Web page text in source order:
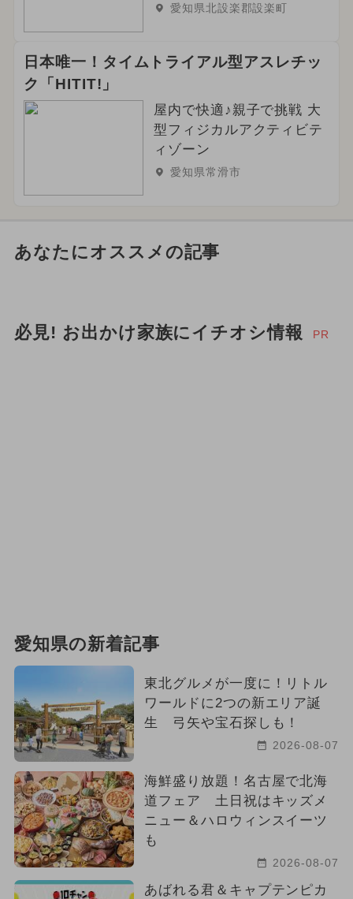
愛知県北設楽郡設楽町
日本唯一！タイムトライアル型アスレチッ
ク「HITIT!」
屋内で快適♪親子で挑戦 大
型フィジカルアクティビテ
ィゾーン
愛知県常滑市
あなたにオススメの記事
必見! お出かけ家族にイチオシ情報 PR
愛知県の新着記事
東北グルメが一度に！リトル
ワールドに2つの新エリア誕
生 弓矢や宝石探しも！
2026-08-07
海鮮盛り放題！名古屋で北海
道フェア 土日祝はキッズメ
ニュー＆ハロウィンスイーツ
も
2026-08-07
あばれる君＆キャプテンピカ